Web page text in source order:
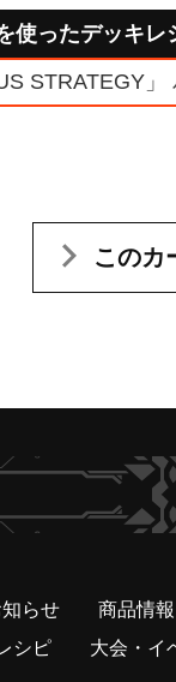
使ったデッキレ
STRATEGY
このカ
らせ 商品情報
シピ
大会・イ